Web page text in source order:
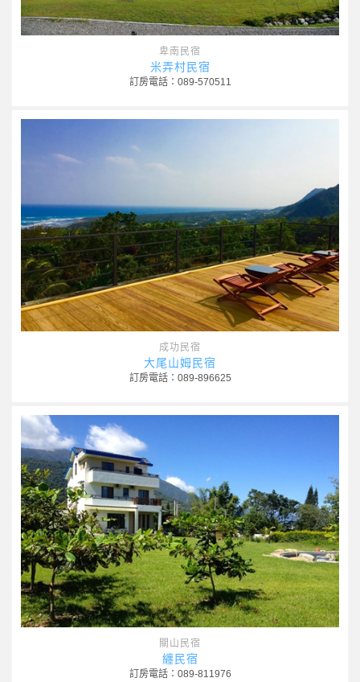
卑南民宿
米弄村民宿
訂房電話：089-570511
成功民宿
大尾山姆民宿
訂房電話：089-896625
關山民宿
纏民宿
訂房電話：089-811976